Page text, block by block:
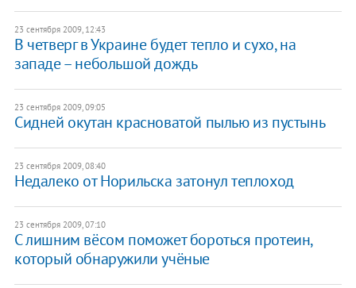
23 сентября 2009, 12:43
В четверг в Украине будет тепло и сухо, на
западе – небольшой дождь
23 сентября 2009, 09:05
Сидней окутан красноватой пылью из пустынь
23 сентября 2009, 08:40
Недалеко от Норильска затонул теплоход
23 сентября 2009, 07:10
С лишним вёсом поможет бороться протеин,
который обнаружили учёные